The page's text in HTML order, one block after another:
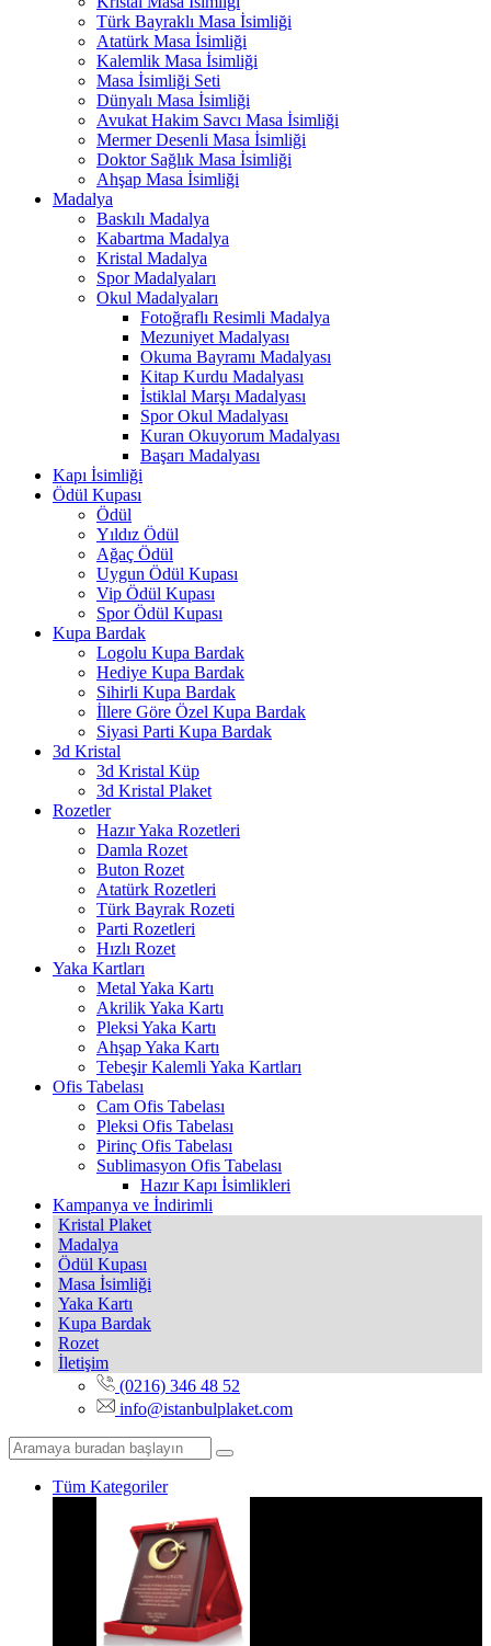
Türk Bayraklı Masa İsimliği
Atatürk Masa İsimliği
Kalemlik Masa İsimliği
Masa İsimliği Seti
Dünyalı Masa İsimliği
Avukat Hakim Savcı Masa İsimliği
Mermer Desenli Masa İsimliği
Doktor Sağlık Masa İsimliği
Ahşap Masa İsimliği
Madalya
Baskılı Madalya
Kabartma Madalya
Kristal Madalya
Spor Madalyaları
Okul Madalyaları
Fotoğraflı Resimli Madalya
Mezuniyet Madalyası
Okuma Bayramı Madalyası
Kitap Kurdu Madalyası
İstiklal Marşı Madalyası
Spor Okul Madalyası
Kuran Okuyorum Madalyası
Başarı Madalyası
Kapı İsimliği
Ödül Kupası
Ödül
Yıldız Ödül
Ağaç Ödül
Uygun Ödül Kupası
Vip Ödül Kupası
Spor Ödül Kupası
Kupa Bardak
Logolu Kupa Bardak
Hediye Kupa Bardak
Sihirli Kupa Bardak
İllere Göre Özel Kupa Bardak
Siyasi Parti Kupa Bardak
3d Kristal
3d Kristal Küp
3d Kristal Plaket
Rozetler
Hazır Yaka Rozetleri
Damla Rozet
Buton Rozet
Atatürk Rozetleri
Türk Bayrak Rozeti
Parti Rozetleri
Hızlı Rozet
Yaka Kartları
Metal Yaka Kartı
Akrilik Yaka Kartı
Pleksi Yaka Kartı
Ahşap Yaka Kartı
Tebeşir Kalemli Yaka Kartları
Ofis Tabelası
Cam Ofis Tabelası
Pleksi Ofis Tabelası
Pirinç Ofis Tabelası
Sublimasyon Ofis Tabelası
Hazır Kapı İsimlikleri
Kampanya ve İndirimli
Kristal Plaket
Madalya
Ödül Kupası
Masa İsimliği
Yaka Kartı
Kupa Bardak
Rozet
İletişim
(0216) 346 48 52
info@istanbulplaket.com
Tüm Kategoriler